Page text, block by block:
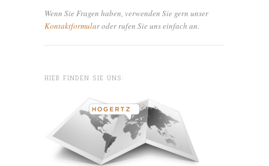
Wenn Sie Fragen haben, verwenden Sie gern unser
Kontaktformularoder rufen Sie uns einfach an.
HIER FINDEN SIE UNS: